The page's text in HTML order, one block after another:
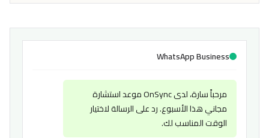
WhatsApp Business
مرحباً سارة، لدى OnSync موعد استشارة
مجاني هذا الأسبوع. رد على الرسالة لاختيار
الوقت المناسب لك.